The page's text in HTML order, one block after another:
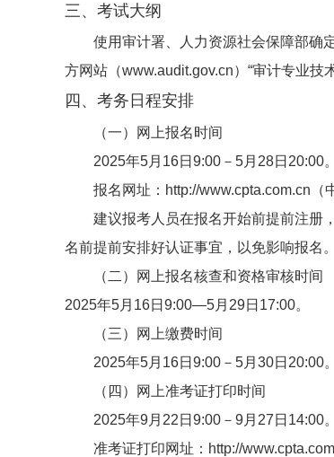
三、考试大纲
使用审计署、人力资源社会保障部确
方网站（www.audit.gov.cn）“审计专业技
四、考务日程安排
（一）网上报名时间
2025年5月16日9:00－5月28日20:00。
报名网址：http://www.cpta.com.cn（
建议报考人员在报名开始前提前注册
名前提前安排好认证事宜，以免影响报名。
（二）网上报名核查和资格审核时间
2025年5月16日9:00—5月29日17:00。
（三）网上缴费时间
2025年5月16日9:00－5月30日20:00。
（四）网上准考证打印时间
2025年9月22日9:00－9月27日14:00。
准考证打印网址：http://